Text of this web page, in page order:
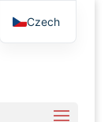
Czech